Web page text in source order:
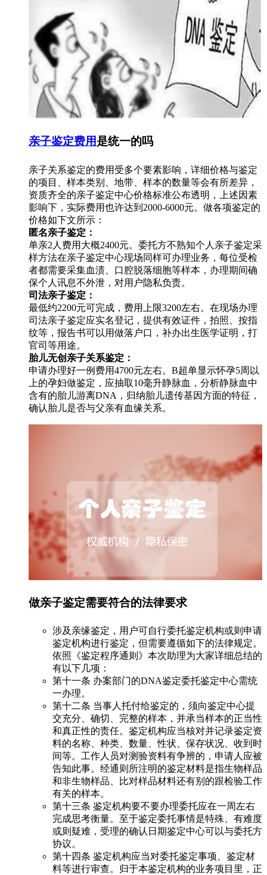
亲子鉴定费用是统一的吗
亲子关系鉴定的费用受多个要素影响，详细价格与鉴定
的项目、样本类别、地带、样本的数量等会有所差异，
资质齐全的亲子鉴定中心价格标准公布透明，上述因素
影响下，实际费用也许达到2000-6000元。做各项鉴定的
价格如下文所示：
匿名亲子鉴定：
单亲2人费用大概2400元。委托方不熟知个人亲子鉴定采
样方法在亲子鉴定中心现场同样可办理业务，每位受检
者都需要采集血渍、口腔脱落细胞等样本，办理期间确
保个人讯息不外泄，对用户隐私负责。
司法亲子鉴定：
最低约2200元可完成，费用上限3200左右。在现场办理
司法亲子鉴定应实名登记，提供有效证件，拍照、按指
纹等，报告书可以用做落户口，补办出生医学证明，打
官司等用途。
胎儿无创亲子关系鉴定：
申请办理好一例费用4700元左右。B超单显示怀孕5周以
上的孕妇做鉴定，应抽取10毫升静脉血，分析静脉血中
含有的胎儿游离DNA，归纳胎儿遗传基因方面的特征，
确认胎儿是否与父亲有血缘关系。
做亲子鉴定需要符合的法律要求
涉及亲缘鉴定，用户可自行委托鉴定机构或则申请
鉴定机构进行鉴定，但需要遵循如下的法律规定。
依照《鉴定程序通则》本次助理为大家详细总结的
有以下几项：
第十一条 办案部门的DNA鉴定委托鉴定中心需统
一办理。
第十二条 当事人托付给鉴定的，须向鉴定中心提
交充分、确切、完整的样本，并承当样本的正当性
和真正性的责任。鉴定机构应当核对并记录鉴定资
料的名称、种类、数量、性状、保存状况、收到时
间等。工作人员对测验资料有争辨的，申请人应被
告知此事。经通则所注明的鉴定材料是指生物样品
和非生物样品、比对样品材料还有别的跟检验工作
有关的样本。
第十三条 鉴定机构要不要办理委托应在一周左右
完成思考衡量。至于鉴定委托事情是特殊、有难度
或则疑难，受理的确认日期鉴定中心可以与委托方
协议。
第十四条 鉴定机构应当对委托鉴定事项、鉴定材
料等进行审查。归于本鉴定机构的业务项目里，正